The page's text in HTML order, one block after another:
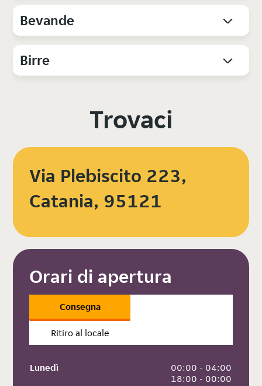
Bevande
Birre
Trovaci
Via Plebiscito 223,
Catania, 95121
Orari di apertura
Consegna
Ritiro al locale
Lunedì
00:00 - 04:00
18:00 - 00:00